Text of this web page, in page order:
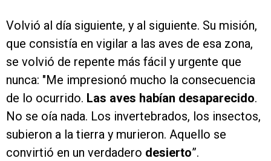
Volvió al día siguiente, y al siguiente. Su misión,
que consistía en vigilar a las aves de esa zona,
se volvió de repente más fácil y urgente que
nunca: "Me impresionó mucho la consecuencia
de lo ocurrido. Las aves habían desaparecido.
No se oía nada. Los invertebrados, los insectos,
subieron a la tierra y murieron. Aquello se
convirtió en un verdadero desierto”.